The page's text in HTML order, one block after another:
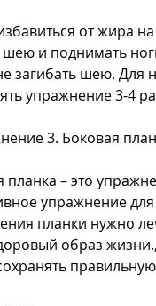
от жира
шею и поднимать
загибать шею. Для
упражнение 3-4
3. Боковая
планка – это
упражнение
планки нужно
образ